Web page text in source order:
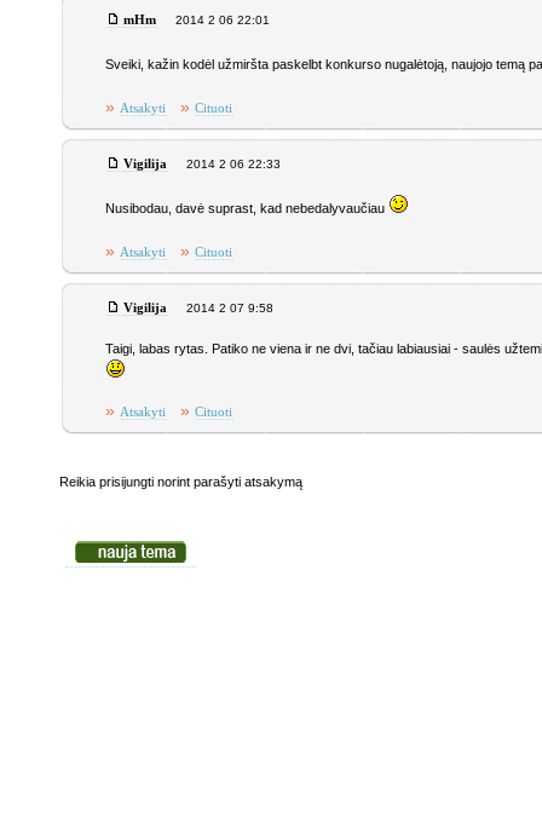
mHm 2014 2 06 22:01
Sveiki, kažin kodėl užmiršta paskelbt konkurso nugalėtoją, naujojo temą
» Atsakyti » Cituoti
Vigilija 2014 2 06 22:33
Nusibodau, davė suprast, kad nebedalyvaučiau
» Atsakyti » Cituoti
Vigilija 2014 2 07 9:58
Taigi, labas rytas. Patiko ne viena ir ne dvi, tačiau labiausiai - saulės
» Atsakyti » Cituoti
Reikia prisijungti norint parašyti atsakymą